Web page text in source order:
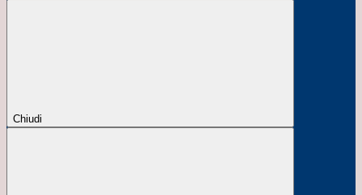
Chiudi